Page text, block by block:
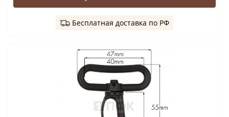
Бесплатная доставка по РФ